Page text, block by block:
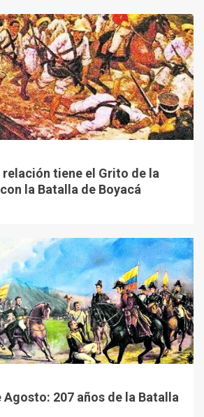
relación tiene el Grito de la
la Batalla de Boyacá
Agosto: 207 años de la Batalla